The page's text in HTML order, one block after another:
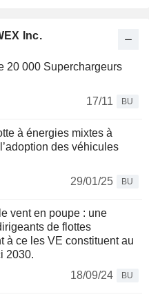
Inc.
20 000 Superchargeurs
17/11
BU
à énergies mixtes à
des véhicules
29/01/25
BU
vent en poupe : une
de flottes
à ce les VE constituent au
2030.
18/09/24
BU